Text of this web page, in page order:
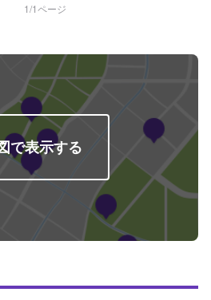
1/1ページ
で表示する